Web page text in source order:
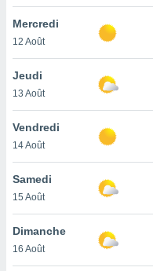
ainsi
un
la
du
en
de
Mercredi
12 Août
Jeudi
13 Août
Vendredi
14 Août
Samedi
15 Août
Dimanche
16 Août